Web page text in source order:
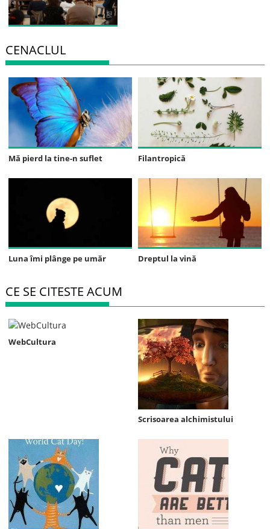
CENACLUL
Mă pierd la tine-n suflet Filantropică
Luna îmi plânge pe umăr Dreptul la vină
CE SE CITESTE ACUM
WebCultura
Scrisoarea alchimistului